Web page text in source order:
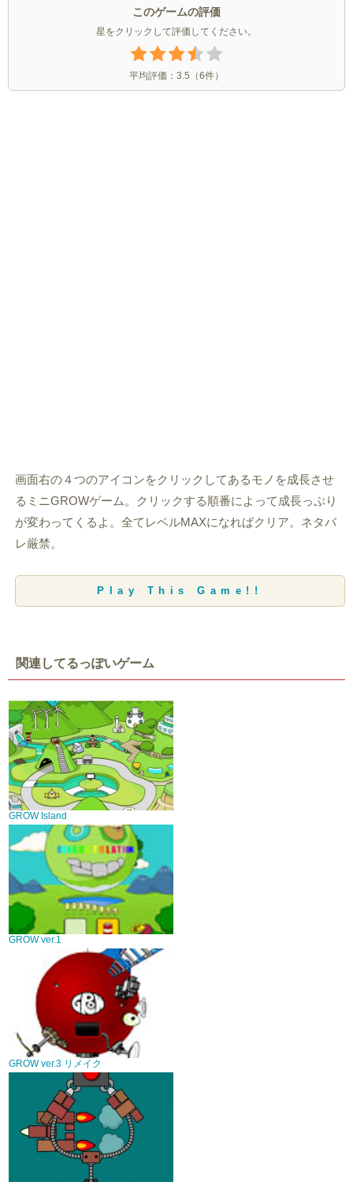
このゲームの評価
星をクリックして評価してください。
平均評価： 3.5 （6件）
画面右の４つのアイコンをクリックしてあるモノを成長させ
るミニGROWゲーム。クリックする順番によって成長っぷり
が変わってくるよ。全てレベルMAXになればクリア。ネタバ
レ厳禁。
Play This Game!!
関連してるっぽいゲーム
GROW Island
GROW ver.1
GROW ver.3 リメイク